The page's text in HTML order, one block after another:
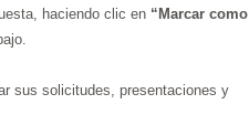
haciendo clic en “Marcar como
sus solicitudes, presentaciones y